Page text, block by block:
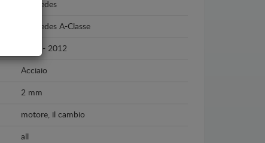
Mercedes
Mercedes A-Classe
2004 - 2012
Acciaio
2 mm
motore, il cambio
all